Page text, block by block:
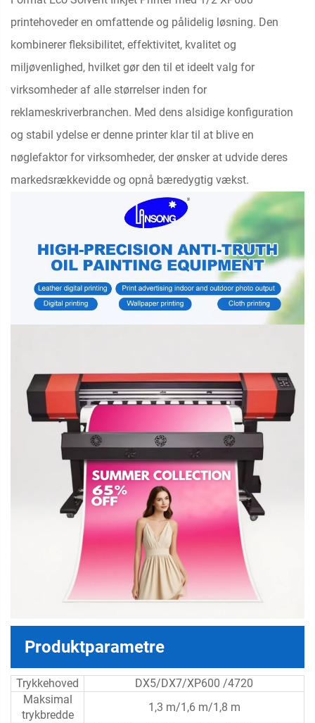
printehoveder en omfattende og pålidelig løsning. Den
kombinerer fleksibilitet, effektivitet, kvalitet og
miljøvenlighed, hvilket gør den til et ideelt valg for
virksomheder af alle størrelser inden for
reklameskriverbranchen. Med dens alsidige konfiguration
og stabil ydelse er denne printer klar til at blive en
nøglefaktor for virksomheder, der ønsker at udvide deres
markedsrækkevidde og opnå bæredygtig vækst.
Produktparametre
Trykkehoved
DX5/DX7/XP600 /4720
Maksimal
trykbredde
1,3 m/1,6 m/1,8 m